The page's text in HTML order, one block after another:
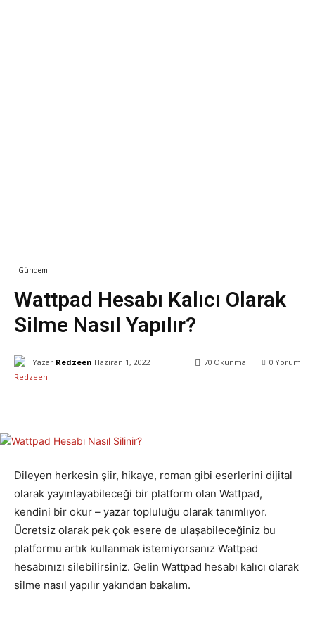
Gündem
Wattpad Hesabı Kalıcı Olarak
Silme Nasıl Yapılır?
Yazar Redzeen Haziran 1, 2022 0 Yorum
70 Okunma
Dileyen herkesin şiir, hikaye, roman gibi eserlerini dijital
olarak yayınlayabileceği bir platform olan Wattpad,
kendini bir okur – yazar topluluğu olarak tanımlıyor.
Ücretsiz olarak pek çok esere de ulaşabileceğiniz bu
platformu artık kullanmak istemiyorsanız Wattpad
hesabınızı silebilirsiniz. Gelin Wattpad hesabı kalıcı olarak
silme nasıl yapılır yakından bakalım.